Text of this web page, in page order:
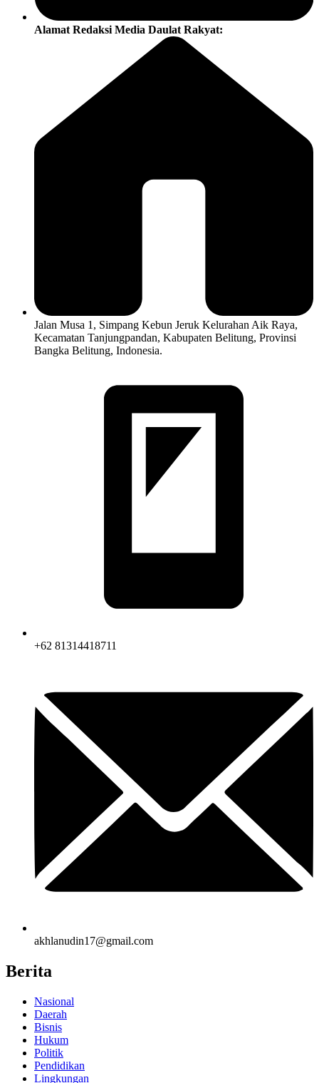
Alamat Redaksi Media Daulat Rakyat:
Jalan Musa 1, Simpang Kebun Jeruk Kelurahan Aik Raya,
Kecamatan Tanjungpandan, Kabupaten Belitung, Provinsi
Bangka Belitung, Indonesia.
+62 81314418711
akhlanudin17@gmail.com
Berita
Nasional
Daerah
Bisnis
Hukum
Politik
Pendidikan
Lingkungan